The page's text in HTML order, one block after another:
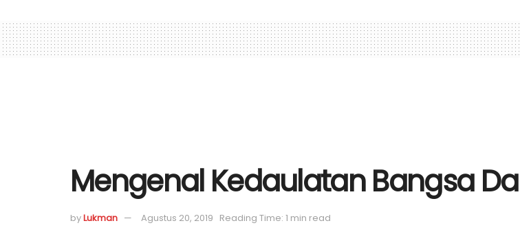
Mengenal Kedaulatan Bangsa
byLukman Agustus 20, 2019 Reading Time: 1 min read